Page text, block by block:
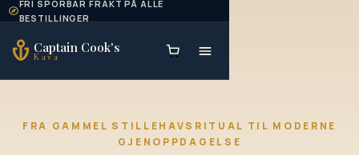
Skip to content
FRI SPORBAR FRAKT PÅ ALLE
BESTILLINGER
Captain Cook's
Kava
FRA GAMMEL STILLEHAVSRITUAL TIL MODERNE
GJENOPPDAGELSE